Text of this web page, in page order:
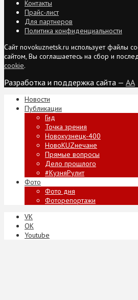
Контакты
Прайс-лист
Для партнеров
Политика конфиденциальности
Сайт novokuznetsk.ru использует файлы
сайтом, Вы соглашаетесь на сбор и
cookie.
Разработка и поддержка сайта — AA
Новости
Публикации
Гид
Точка зрения
Новокузнецк-400
НовоKUZнечане
Прямые вопросы
Дело прошлого
#КузняРулит
Фото
Фото дня
Фоторепортажи
VK
ОК
Youtube